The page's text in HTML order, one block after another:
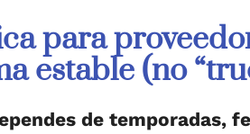
para
estable (no
de temporadas,